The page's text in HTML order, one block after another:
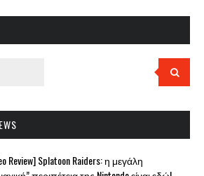
Review] Splatoon Raiders: η μεγάλη